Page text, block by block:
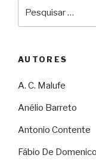
AUTORES
A. C. Malufe
Anélio Barreto
Antonio Contente
Fábio De Domenico